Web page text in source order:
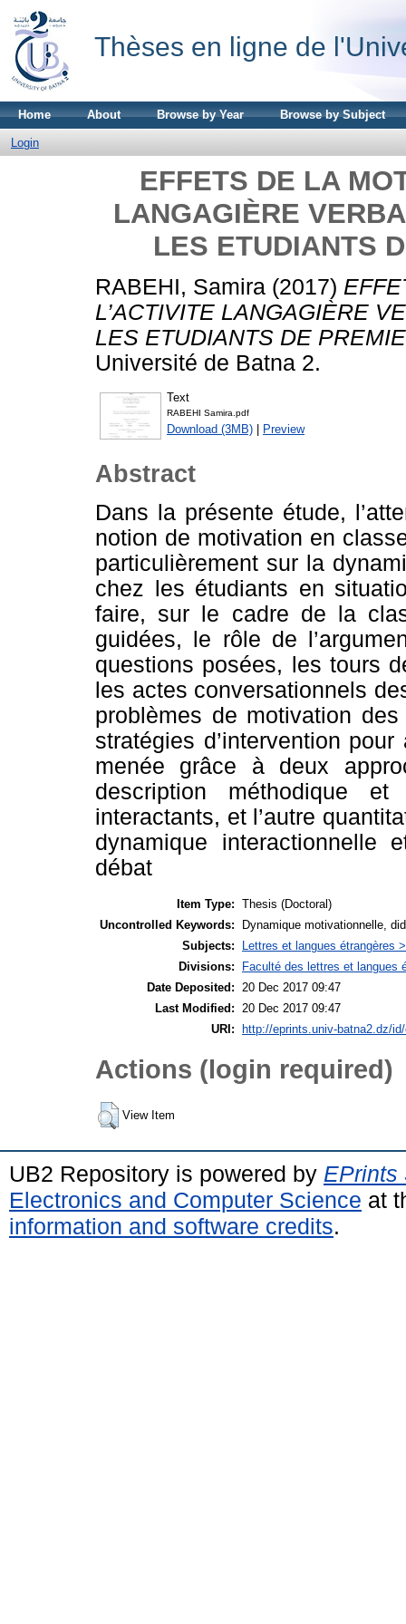
Thèses en ligne de
Home About Browse by Year Browse by Subject
Login
EFFETS DE LA
LANGAGIÈRE
LES ETUDIANTS
RABEHI, Samira (2017)
L’ACTIVITE LANGAGIÈRE
LES ETUDIANTS DE
Université de Batna 2.
Text
RABEHI Samira.pdf
Download (3MB) | Preview
Abstract
Dans la présente étude,
notion de motivation en
particulièrement sur la
chez les étudiants en
faire, sur le cadre de la
guidées, le rôle de
questions posées, les tours
les actes conversationnels
problèmes de motivation
stratégies d’intervention
menée grâce à deux
description méthodique
interactants, et l’autre
dynamique interactionnelle
débat
Item Type: Thesis (Doctoral)
Uncontrolled Keywords:
Dynamique motivationnelle,
Subjects:
Lettres et langues étrangères
Divisions:
Faculté des lettres et langues
Date Deposited:
20 Dec 2017 09:47
Last Modified:
20 Dec 2017 09:47
URI:
http://eprints.univ-batna2.dz/
Actions (login required)
View Item
UB2 Repository is powered by EPrints
Electronics and Computer Science at
information and software credits.